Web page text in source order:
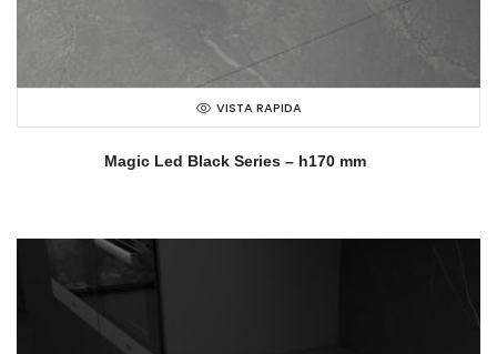
VISTA RAPIDA
Magic Led Black Series – h170 mm